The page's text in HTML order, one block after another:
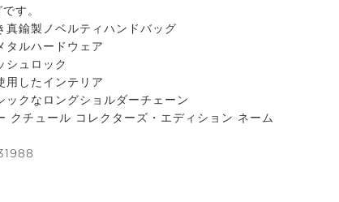
す。
真鍮製ノベルティハンドバッグ
タルハードウェア
シュロック
用したインテリア
ックなロングショルダーチェーン
クチュール コレクターズ・エディション ネーム